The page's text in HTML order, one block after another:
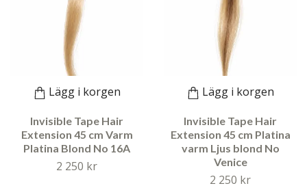
Lägg i korgen
Invisible Tape Hair
Extension 45 cm Varm
Platina Blond No 16A
2 250 kr
Lägg i korgen
Invisible Tape Hair
Extension 45 cm Platina
varm Ljus blond No
Venice
2 250 kr